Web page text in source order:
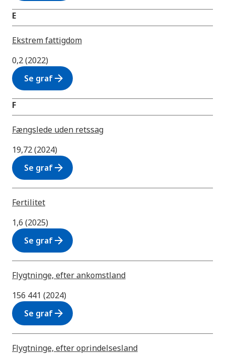
E
Ekstrem fattigdom
0,2 (2022)
Se grafarrow_forward
F
Fængslede uden retssag
19,72 (2024)
Se grafarrow_forward
Fertilitet
1,6 (2025)
Se grafarrow_forward
Flygtninge, efter ankomstland
156 441 (2024)
Se grafarrow_forward
Flygtninge, efter oprindelsesland